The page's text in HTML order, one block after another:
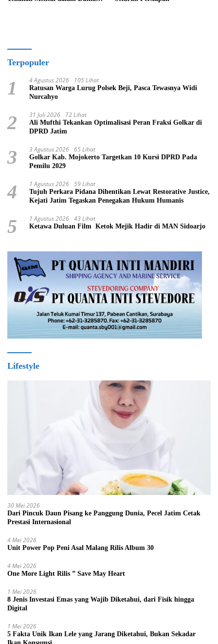
Terpopuler
1 4 Agustus 2026 105 Lihat
Ratusan Warga Lurug Polsek Beji, Pasca Tewasnya Widi
Nurcahyo
2 31 Juli 2026 72 Lihat
Ali Mufthi Tekankan Optimalisasi Peran Fraksi Golkar di
DPRD Jatim
3 3 Agustus 2026 65 Lihat
Golkar Kab. Mojokerto Targetkan 10 Kursi DPRD Pada
Pemilu 2029
4 1 Agustus 2026 59 Lihat
Tujuh Perkara Pidana Dihentikan Lewat Restorative Justice,
Kejati Jatim Tegaskan Penegakan Hukum Humanis
5 1 Agustus 2026 43 Lihat
Ketawa Duluan Film Ketok Mejik Hadir di MAN Sidoarjo
Lifestyle
30 Mei 2026
Dari Pincuk Daun Pisang ke Panggung Dunia, Pecel Jatim Cetak
Prestasi Internasional
4 Mei 2026
Unit Power Pop Peni Asal Malang Rilis Album 30
4 Mei 2026
One More Light Rilis ” Save May Heart
1 Mei 2026
8 Jenis Investasi Emas yang Wajib Diketahui, dari Fisik hingga
Digital
1 Mei 2026
5 Fakta Unik Ikan Lele yang Jarang Diketahui, Bukan Sekadar